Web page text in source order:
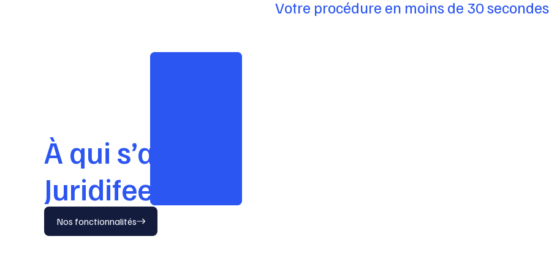
Votre procédure en moins de 30 secondes
À qui s’adresse
Juridifeel ?
Nos fonctionnalités